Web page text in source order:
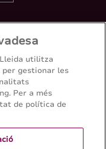
utilitza
gestionar les
Per a més
de política de